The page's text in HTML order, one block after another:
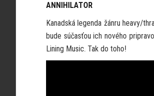
ANNIHILATOR
Kanadská legenda žánru heavy/
bude súčasťou ich nového
Lining Music. Tak do toho!